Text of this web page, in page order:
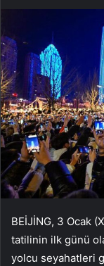
BEİJİNG, 3 Ocak
tatilinin ilk günü
yolcu seyahatleri